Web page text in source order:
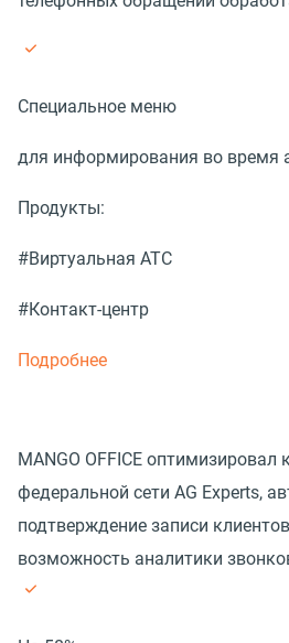
Специальное меню
для информирования во время
Продукты:
#Виртуальная АТС
#Контакт-центр
Подробнее
MANGO OFFICE оптимизировал
федеральной сети AG Experts,
подтверждение записи
возможность аналитики